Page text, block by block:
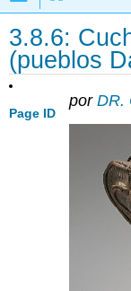
3.8.6:
(pueblos
Page ID
por DR.